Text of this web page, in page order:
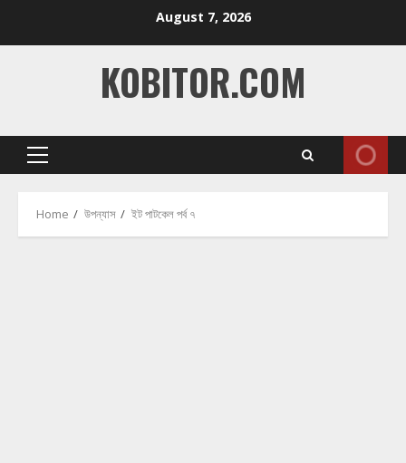
August 7, 2026
KOBITOR.COM
Primary
Home উপন্যাস ইট পাটকেল পর্ব ৭